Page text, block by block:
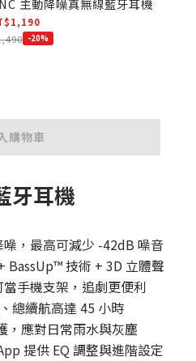
主動降噪真無線藍牙耳機
-20%
購物車
牙耳機
，最高可減少 -42dB 噪音
BassUp™ 技術 + 3D 立體聲
手機支架，追劇更便利
總續航高達 45 小時
，應對日常雨水與灰塵
提供 EQ 調整與進階設定